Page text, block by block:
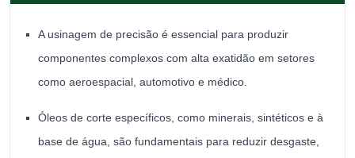
A usinagem de precisão é essencial para produzir
componentes complexos com alta exatidão em setores
como aeroespacial, automotivo e médico.
Óleos de corte específicos, como minerais, sintéticos e à
base de água, são fundamentais para reduzir desgaste,